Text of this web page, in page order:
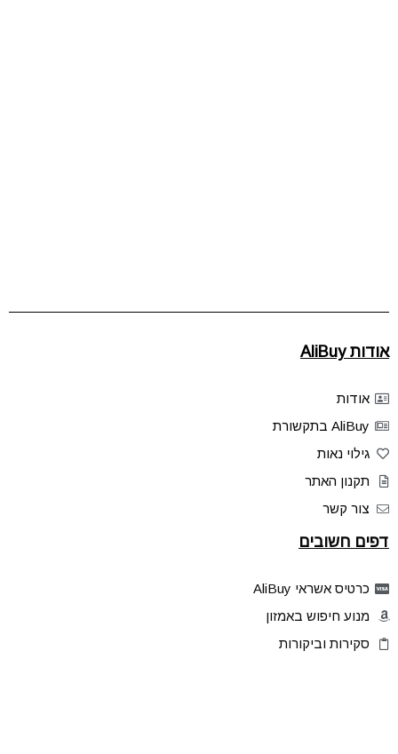
אודות AliBuy
אודות
AliBuy בתקשורת
גילוי נאות
תקנון האתר
צור קשר
דפים חשובים
כרטיס אשראי AliBuy
מנוע חיפוש באמזון
סקירות וביקורות